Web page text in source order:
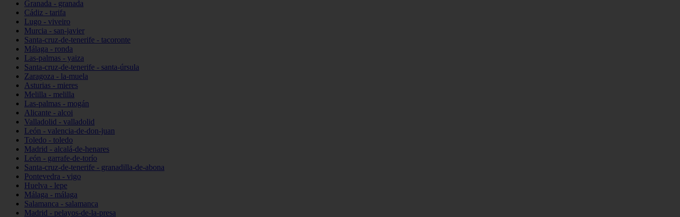
Granada - granada
Cádiz - tarifa
Lugo - viveiro
Murcia - san-javier
Santa-cruz-de-tenerife - tacoronte
Málaga - ronda
Las-palmas - yaiza
Santa-cruz-de-tenerife - santa-úrsula
Zaragoza - la-muela
Asturias - mieres
Melilla - melilla
Las-palmas - mogán
Alicante - alcoi
Valladolid - valladolid
León - valencia-de-don-juan
Toledo - toledo
Madrid - alcalá-de-henares
León - garrafe-de-torío
Santa-cruz-de-tenerife - granadilla-de-abona
Pontevedra - vigo
Huelva - lepe
Málaga - málaga
Salamanca - salamanca
Madrid - pelayos-de-la-presa